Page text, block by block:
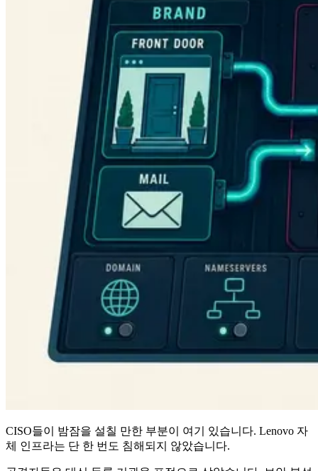
CISO들이 밤잠을 설칠 만한 부분이 여기 있습니다. Lenovo 자
체 인프라는 단 한 번도 침해되지 않았습니다.